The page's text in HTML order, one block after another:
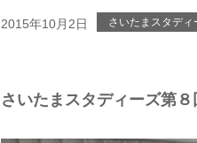
2015年10月2日 さいたまスタディ
さいたまスタディーズ第８